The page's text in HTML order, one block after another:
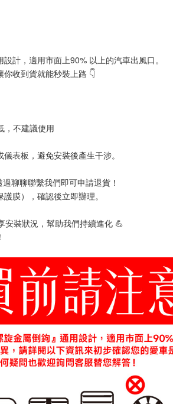
計，適用市面上90% 以上的汽車出風口。
收到貨就能秒裝上路 👇
，不建議使用
表板，避免安裝後產生干涉。
聊聊聯繫我們即可申請退貨！
膜），確認後立即辦理。
安裝狀況，幫助我們持續進化 💪